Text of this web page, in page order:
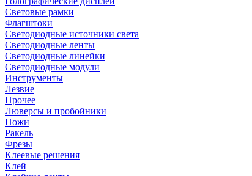
Световые рамки
Флагштоки
Светодиодные источники света
Светодиодные ленты
Светодиодные линейки
Светодиодные модули
Инструменты
Лезвие
Прочее
Люверсы и пробойники
Ножи
Ракель
Фрезы
Клеевые решения
Клей